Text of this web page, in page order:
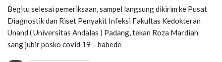
Begitu selesai pemeriksaan, sampel langsung dikirim ke Pusat
Diagnostik dan Riset Penyakit Infeksi Fakultas Kedokteran
Unand ( Universitas Andalas ) Padang, tekan Roza Mardiah
sang jubir posko covid 19 – habede